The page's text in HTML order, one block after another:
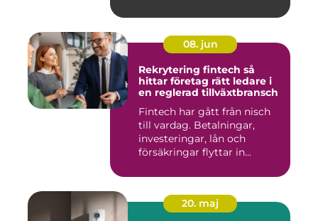
08. jun
Rekrytering fintech så
hittar företag rätt ledare i
en reglerad tillväxtbransch
Fintech har gått från nisch
till vardag. Betalningar,
investeringar, lån och
försäkringar flyttar in...
20. maj